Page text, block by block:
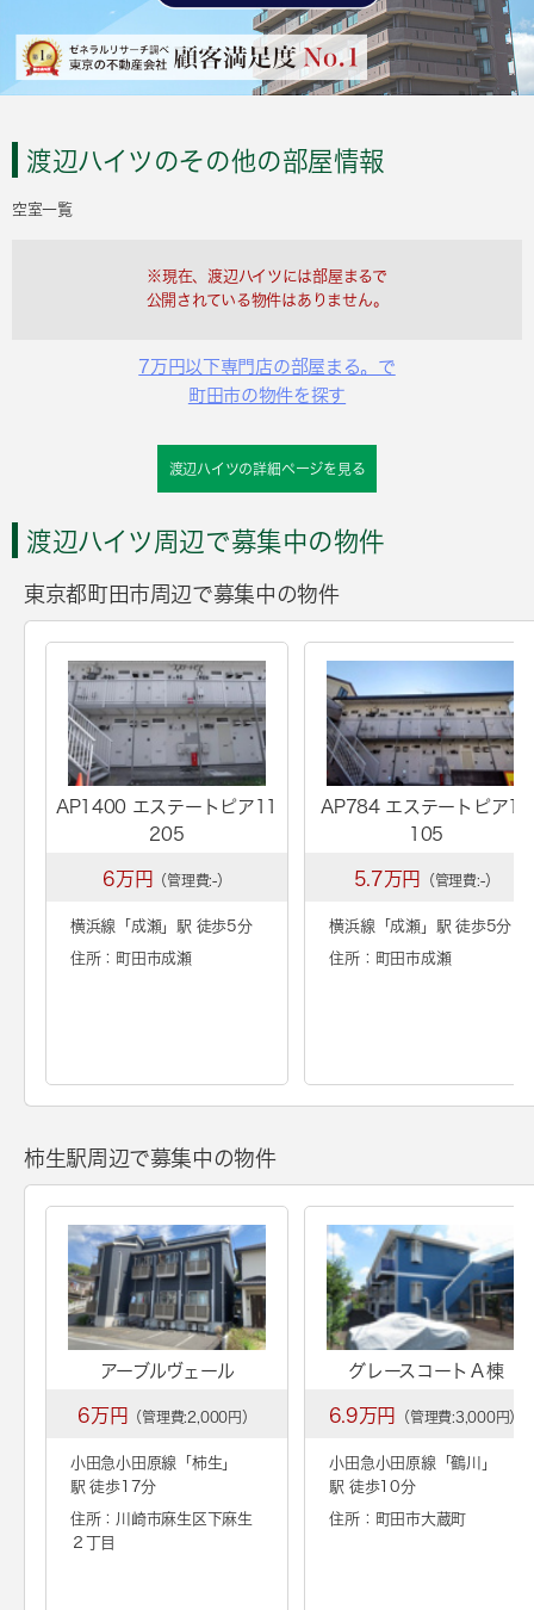
渡辺ハイツのその他の部屋情報
空室一覧
※現在、渡辺ハイツには部屋まるで
公開されている物件はありません。
7万円以下専門店の部屋まる。で
町田市の物件を探す
渡辺ハイツの詳細ページを見る
渡辺ハイツ周辺で募集中の物件
東京都町田市周辺で募集中の物件
AP1400 エステートピア11
205
6万円 （管理費:-）
横浜線「 成瀬」駅 徒歩5分
住所：町田市成瀬
AP784 エステートピア11
105
5.7万円 （管理費:-）
横浜線「 成瀬」駅 徒歩5分
住所：町田市成瀬
柿生駅周辺で募集中の物件
アーブルヴェール
6万円 （管理費:2,000円）
小田急小田原線「 柿生 」
駅 徒歩17分
住所：川崎市麻生区下麻生
２丁目
グレースコートＡ棟
6.9万円 （管理費:3,000円）
小田急小田原線「鶴川
」
駅 徒歩10分
住所：町田市大蔵町